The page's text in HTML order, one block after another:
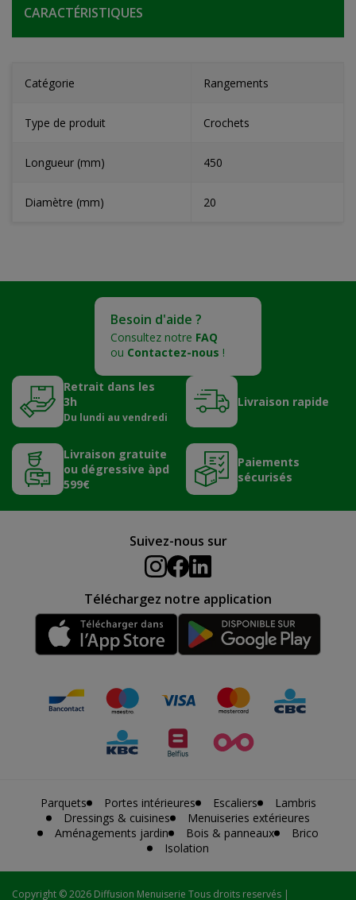
CARACTÉRISTIQUES
Catégorie Rangements
Type de produit Crochets
Longueur (mm) 450
Diamètre (mm) 20
Besoin d'aide ?
Consultez notre FAQ
ou Contactez-nous !
Retrait dans les
3h
Du lundi au vendredi
Livraison rapide
Livraison gratuite
ou dégressive àpd
599€
Paiements
sécurisés
Suivez-nous sur
Téléchargez notre application
Parquets Portes intérieures Escaliers
Lambris
Dressings & cuisines
Menuiseries extérieures
Aménagements jardin
Bois & panneaux
Brico
Isolation
Copyright © 2026 Diffusion Menuiserie Tous droits reservés |